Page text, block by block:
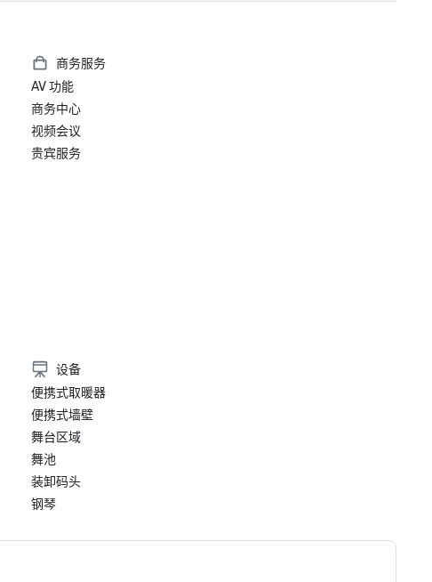
商务服务
AV 功能
商务中心
视频会议
贵宾服务
设备
便携式取暖器
便携式墙壁
舞台区域
舞池
装卸码头
钢琴